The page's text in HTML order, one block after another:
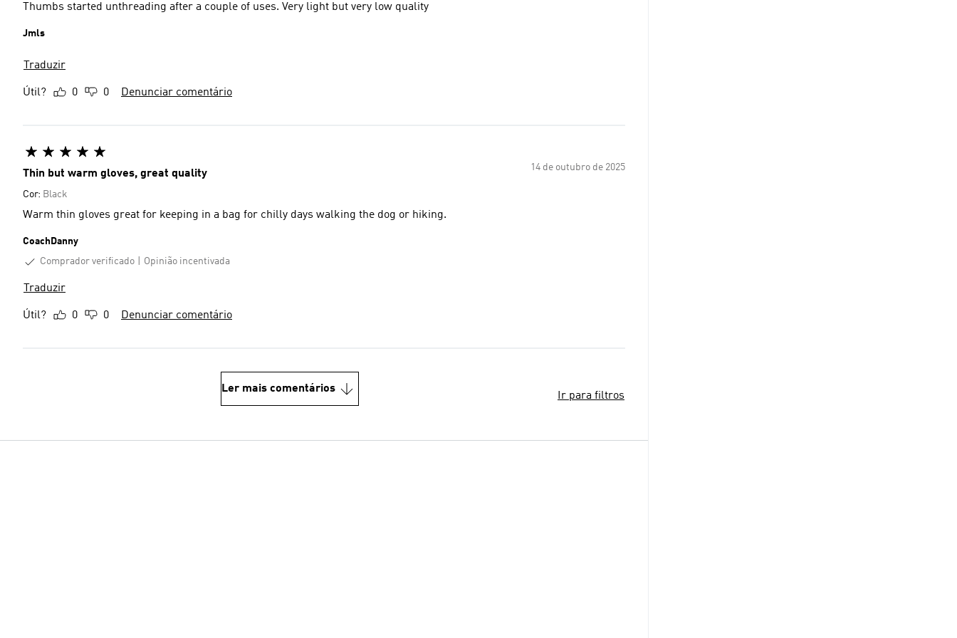
Thumbs started unthreading after a couple of uses. Very light but very low quality
Jmls
Traduzir
Útil? 0 0 Denunciar comentário
14 de outubro de 2025
Thin but warm gloves, great quality
Cor: Black
Warm thin gloves great for keeping in a bag for chilly days walking the dog or hiking.
CoachDanny
Comprador verificado
Opinião incentivada
Traduzir
Útil? 0 0 Denunciar comentário
Ler mais comentários
Ir para filtros